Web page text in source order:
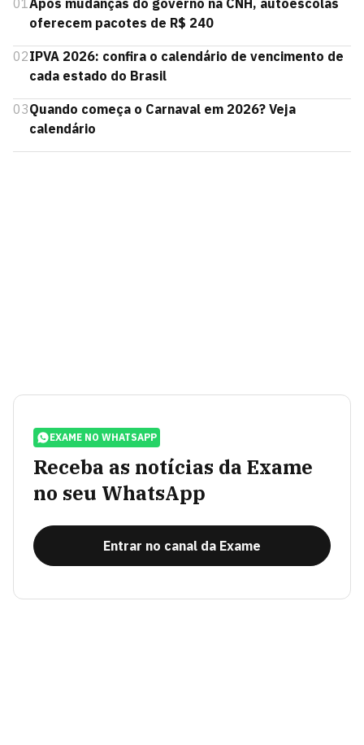
01Após mudanças do governo na CNH, autoescolas
oferecem pacotes de R$ 240
02IPVA 2026: confira o calendário de vencimento de
cada estado do Brasil
03Quando começa o Carnaval em 2026? Veja
calendário
EXAME NO WHATSAPP
Receba as notícias da Exame
no seu WhatsApp
Entrar no canal da Exame